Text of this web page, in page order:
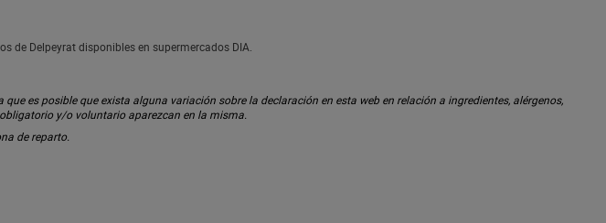
de Delpeyrat disponibles en supermercados DIA.
es posible que exista alguna variación sobre la declaración en esta web en relación a ingredientes, alérgenos,
y/o voluntario aparezcan en la misma.
de reparto.